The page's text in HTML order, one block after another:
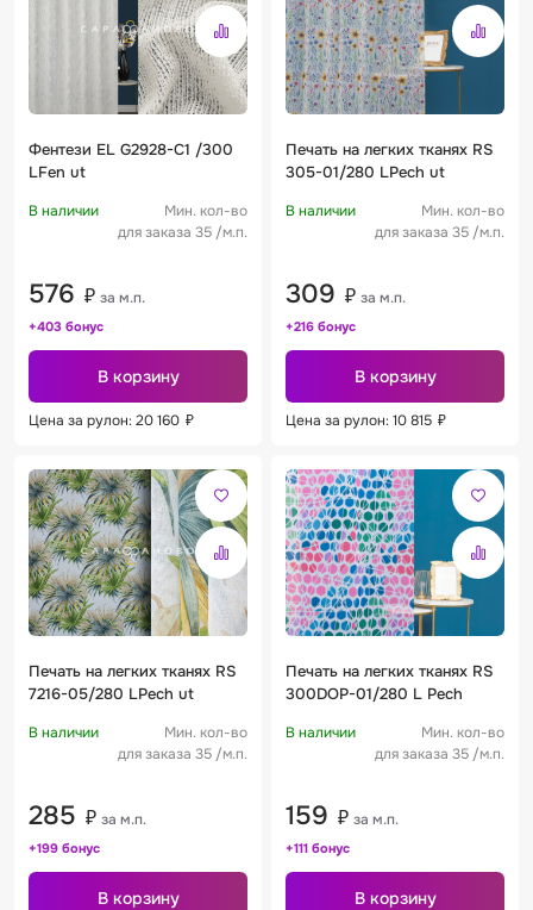
Фентези EL G2928-C1 /300
LFen ut
В наличии
Мин. кол-во
для заказа 35 /м.п.
576 ₽ за м.п.
+403 бонус
В корзину
Цена за рулон: 20 160 ₽
Печать на легких тканях RS
305-01/280 LPech ut
В наличии
Мин. кол-во
для заказа 35 /м.п.
309 ₽ за м.п.
+216 бонус
В корзину
Цена за рулон: 10 815 ₽
Печать на легких тканях RS
7216-05/280 LPech ut
В наличии
Мин. кол-во
для заказа 35 /м.п.
285 ₽ за м.п.
+199 бонус
В корзину
Печать на легких тканях RS
300DOP-01/280 L Pech
В наличии
Мин. кол-во
для заказа 35 /м.п.
159 ₽ за м.п.
+111 бонус
В корзину